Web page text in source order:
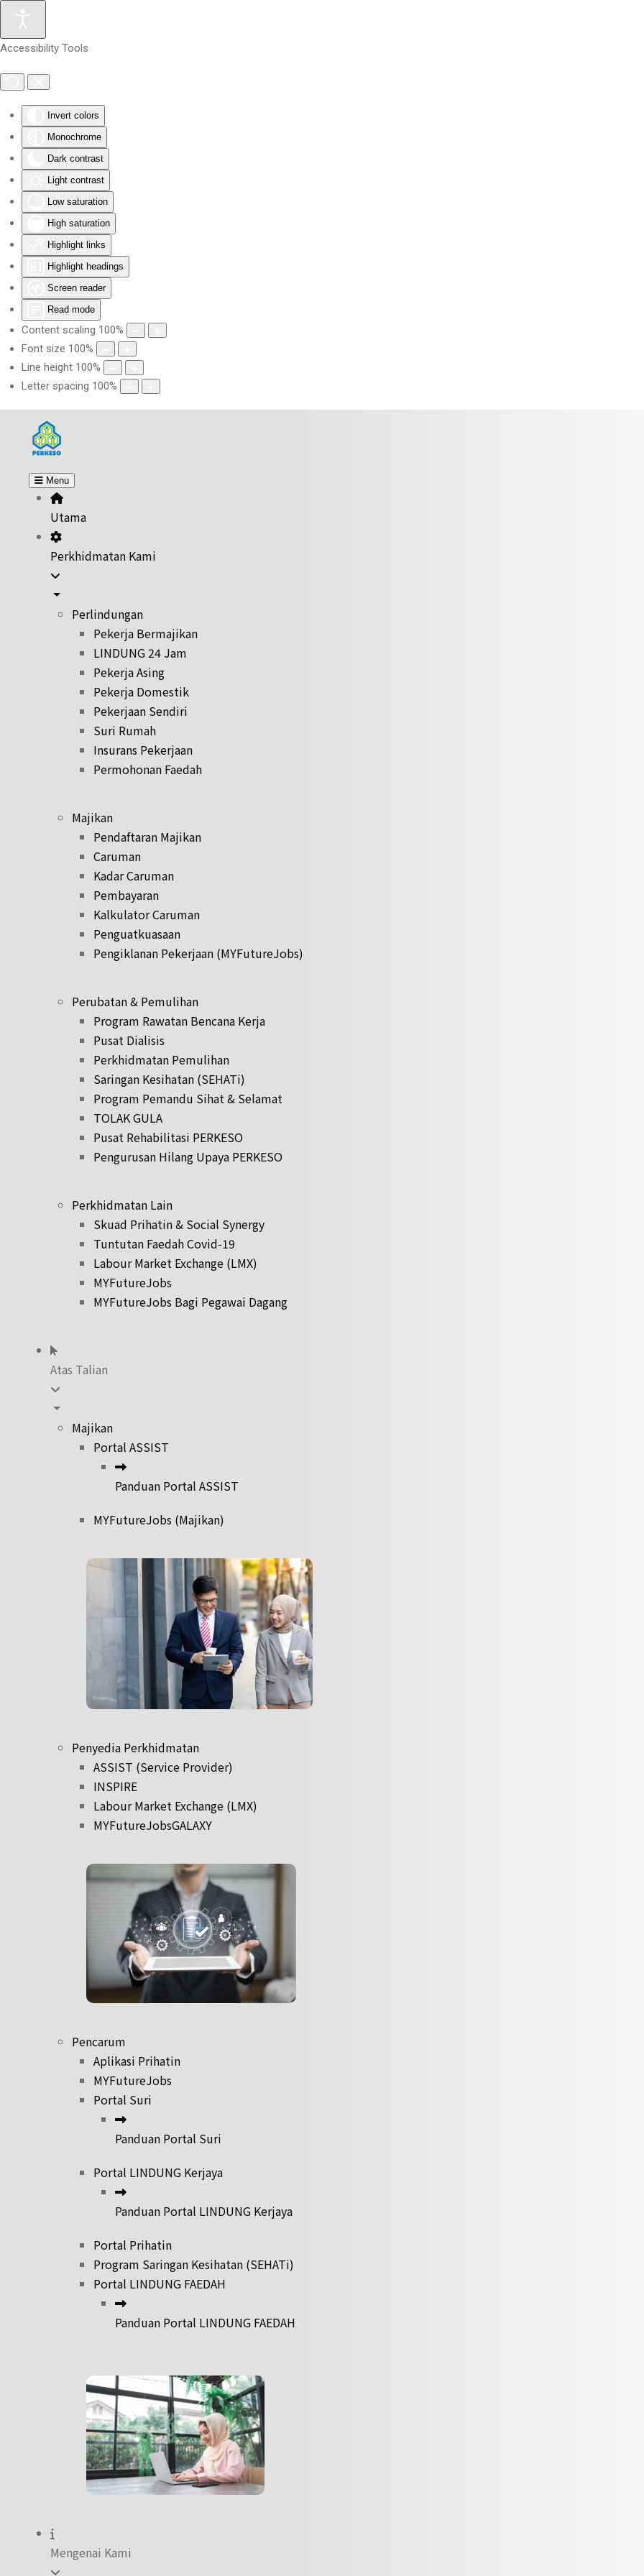
Accessibility Tools
Invert colors
Monochrome
Dark contrast
Light contrast
Low saturation
High saturation
Highlight links
Highlight headings
Screen reader
Read mode
Content scaling 100%
Font size 100%
Line height 100%
Letter spacing 100%
Skip to main content
Menu
Utama
Perkhidmatan Kami
Perlindungan
Pekerja Bermajikan
LINDUNG 24 Jam
Pekerja Asing
Pekerja Domestik
Pekerjaan Sendiri
Suri Rumah
Insurans Pekerjaan
Permohonan Faedah
Majikan
Pendaftaran Majikan
Caruman
Kadar Caruman
Pembayaran
Kalkulator Caruman
Penguatkuasaan
Pengiklanan Pekerjaan (MYFutureJobs)
Perubatan & Pemulihan
Program Rawatan Bencana Kerja
Pusat Dialisis
Perkhidmatan Pemulihan
Saringan Kesihatan (SEHATi)
Program Pemandu Sihat & Selamat
TOLAK GULA
Pusat Rehabilitasi PERKESO
Pengurusan Hilang Upaya PERKESO
Perkhidmatan Lain
Skuad Prihatin & Social Synergy
Tuntutan Faedah Covid-19
Labour Market Exchange (LMX)
MYFutureJobs
MYFutureJobs Bagi Pegawai Dagang
Atas Talian
Majikan
Portal ASSIST
Panduan Portal ASSIST
MYFutureJobs (Majikan)
Penyedia Perkhidmatan
ASSIST (Service Provider)
INSPIRE
Labour Market Exchange (LMX)
MYFutureJobsGALAXY
Pencarum
Aplikasi Prihatin
MYFutureJobs
Portal Suri
Panduan Portal Suri
Portal LINDUNG Kerjaya
Panduan Portal LINDUNG Kerjaya
Portal Prihatin
Program Saringan Kesihatan (SEHATi)
Portal LINDUNG FAEDAH
Panduan Portal LINDUNG FAEDAH
Mengenai Kami